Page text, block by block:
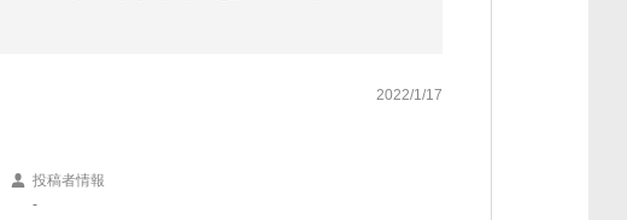
2022/1/17
投稿者情報
-